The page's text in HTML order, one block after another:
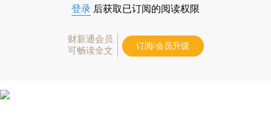
登录 后获取已订阅的阅读权限
财新通会员
可畅读全文
订阅/会员升级